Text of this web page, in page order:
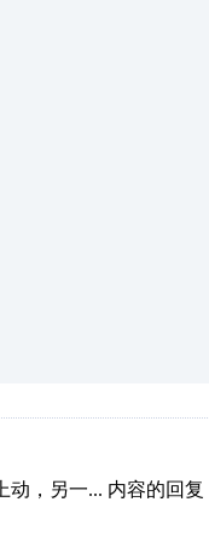
动，另一... 内容的回复